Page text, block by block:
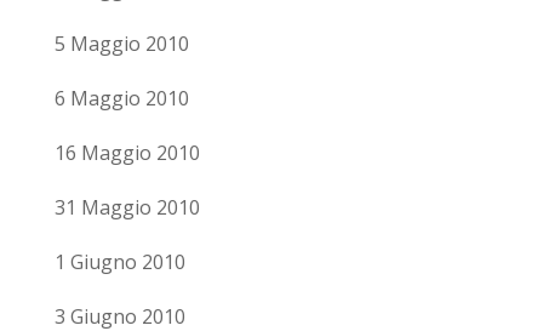
5 Maggio 2010
6 Maggio 2010
16 Maggio 2010
31 Maggio 2010
1 Giugno 2010
3 Giugno 2010